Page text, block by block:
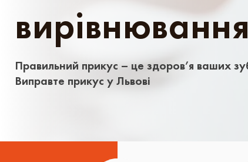
вирівнювання
Правильний прикус – це здоров’я ваших
Виправте прикус у Львові